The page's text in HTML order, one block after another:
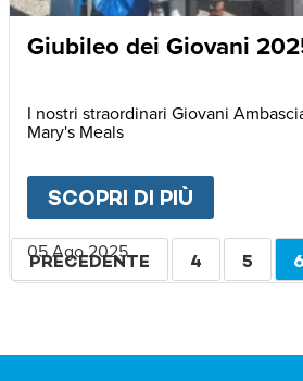
Giubileo dei Giovani
I nostri straordinari Giovani
Mary's Meals
SCOPRI DI PIÙ
05 Ago 2025
Paginazione
PAGINA
PRECEDENTE PAGINA
4 PAGINA
5 6